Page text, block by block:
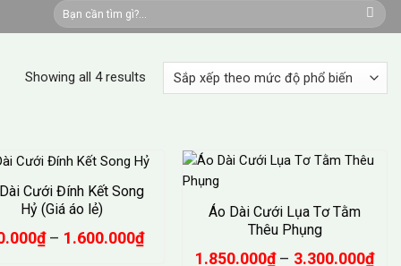
Tìm
kiếm:
Showing all 4 results
Cưới Đính Kết Song
Hỷ (Giá áo lẻ)
₫ – 1.600.000₫Khoảng
Áo Dài Cưới Lụa Tơ Tằm
Thêu Phụng
1.850.000₫ – 3.300.000₫